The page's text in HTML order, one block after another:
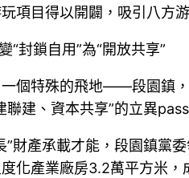
項目得以開闢，吸引八方
“封鎖自用”為“開放共享”
個特殊的飛地——段園鎮，
聯建、資本共享”的立異
”財產承載才能，段園鎮黨
化產業廠房3.2萬平方米，